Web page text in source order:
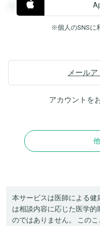
覧することができます。
※個人のSNSに
メール
アカウントを
本サービスは医師による
は相談内容に応じた医学
のではありません。 この